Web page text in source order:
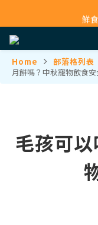
寵物
鮮
Home 部落格列表
月餅嗎？中秋寵物飲食
毛孩可